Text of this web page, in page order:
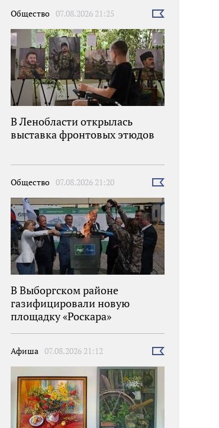
Общество 07.08.2026 21:25
Выбрать
В Ленобласти открылась
выставка фронтовых этюдов
Общество 07.08.2026 21:20
Выбрать
В Выборгском районе
газифицировали новую
площадку «Роскара»
Афиша 07.08.2026 21:12
Выбрать